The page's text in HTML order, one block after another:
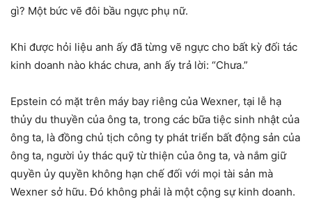
gì? Một bức vẽ đôi bầu ngực phụ nữ.
Khi được hỏi liệu anh ấy đã từng vẽ ngực cho bất kỳ đối tác
kinh doanh nào khác chưa, anh ấy trả lời: “Chưa.”
Epstein có mặt trên máy bay riêng của Wexner, tại lễ hạ
thủy du thuyền của ông ta, trong các bữa tiệc sinh nhật của
ông ta, là đồng chủ tịch công ty phát triển bất động sản của
ông ta, người ủy thác quỹ từ thiện của ông ta, và nắm giữ
quyền ủy quyền không hạn chế đối với mọi tài sản mà
Wexner sở hữu. Đó không phải là một cộng sự kinh doanh.